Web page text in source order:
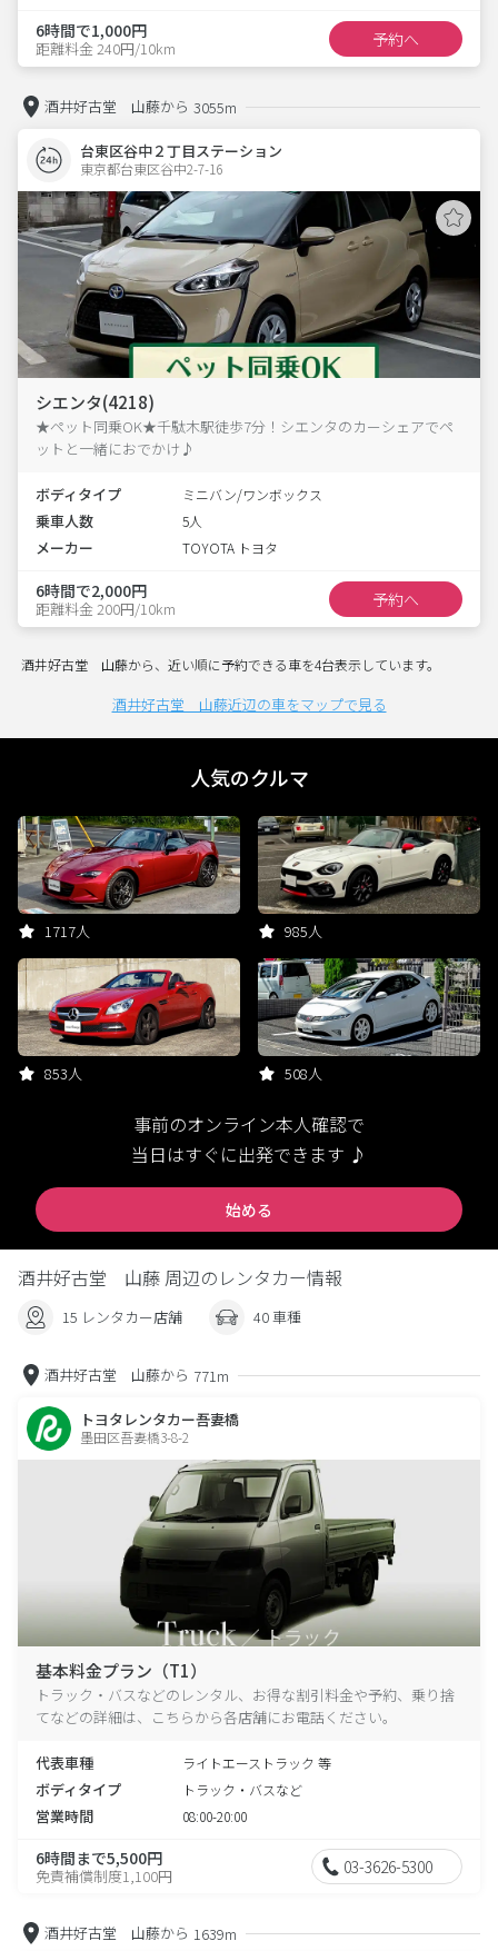
6時間で1,000円
距離料金 240円/10km 予約へ
酒井好古堂 山藤から 3055m
台東区谷中２丁目ステーション
東京都台東区谷中2-7-16
シエンタ(4218)
★ペット同乗OK★千駄木駅徒歩7分！シエンタのカーシェアでペ
ットと一緒におでかけ♪
ボディタイプ ミニバン/ワンボックス
乗車人数 5人
メーカー TOYOTA トヨタ
6時間で2,000円
距離料金 200円/10km 予約へ
酒井好古堂 山藤から、近い順に予約できる車を4台表示しています。
酒井好古堂 山藤近辺の車をマップで見る
人気のクルマ
1717人 985人
853人 508人
事前のオンライン本人確認で
当日はすぐに出発できます ♪
始める
酒井好古堂 山藤 周辺のレンタカー情報
15 レンタカー店舗 40 車種
酒井好古堂 山藤から 771m
トヨタレンタカー吾妻橋
墨田区吾妻橋3-8-2
基本料金プラン（T1）
トラック・バスなどのレンタル、お得な割引料金や予約、乗り捨
てなどの詳細は、こちらから各店舗にお電話ください。
代表車種 ライトエーストラック 等
ボディタイプ トラック・バスなど
営業時間 08:00-20:00
6時間まで5,500円
免責補償制度1,100円 03-3626-5300
酒井好古堂 山藤から 1639m